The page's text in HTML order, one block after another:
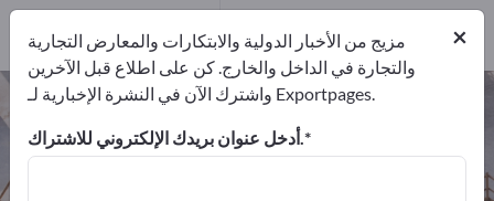
آلات بناء الأنفاق – اعثر على الشركات
المصنعة والموردين
المصدرين1
1
×
مزيج من الأخبار الدولية والابتكارات والمعارض التجارية
والتجارة في الداخل والخارج. كن على اطلاع قبل الآخرين
واشترك الآن في النشرة الإخبارية لـ Exportpages.
أدخل عنوان بريدك الإلكتروني للاشتراك.